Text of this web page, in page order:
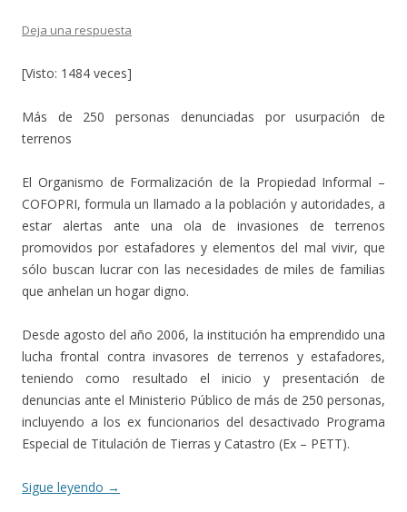
Deja una respuesta
[Visto: 1484 veces]
Más de 250 personas denunciadas por usurpación de
terrenos
El Organismo de Formalización de la Propiedad Informal –
COFOPRI, formula un llamado a la población y autoridades, a
estar alertas ante una ola de invasiones de terrenos
promovidos por estafadores y elementos del mal vivir, que
sólo buscan lucrar con las necesidades de miles de familias
que anhelan un hogar digno.
Desde agosto del año 2006, la institución ha emprendido una
lucha frontal contra invasores de terrenos y estafadores,
teniendo como resultado el inicio y presentación de
denuncias ante el Ministerio Público de más de 250 personas,
incluyendo a los ex funcionarios del desactivado Programa
Especial de Titulación de Tierras y Catastro (Ex – PETT).
Sigue leyendo →